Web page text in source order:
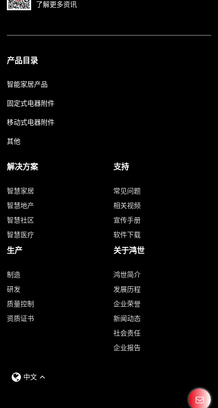
了解更多资讯
产品目录
智能家居产品
固定式电器附件
移动式电器附件
其他
解决方案
智慧家居
智慧地产
智慧社区
智慧医疗
支持
常见问题
相关视频
宣传手册
软件下载
生产
制造
研发
质量控制
资质证书
关于鸿世
鸿世简介
发展历程
企业荣誉
新闻动态
社会责任
企业报告
中文